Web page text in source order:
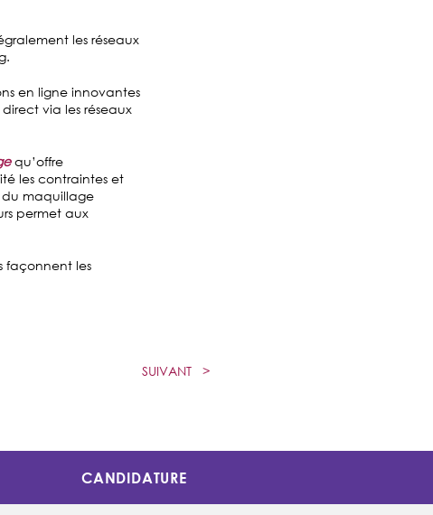
les réseaux
en ligne innovantes
via les réseaux
qu’offre
les contraintes et
du maquillage
permet aux
façonnent les
SUIVANT >
CANDIDATURE